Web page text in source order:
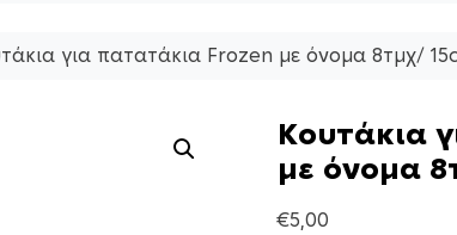
για πατατάκια Frozen με όνομα 8τμχ/
Κουτάκια
με όνομα
€5,00